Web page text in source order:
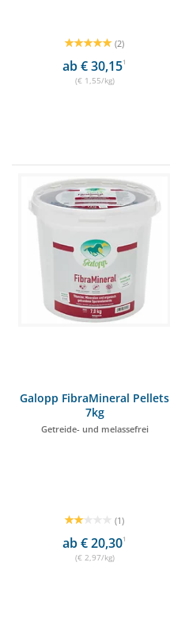
(2)
ab € 30,151
(€ 1,55/kg)
Galopp FibraMineral Pellets
7kg
Getreide- und melassefrei
(1)
ab € 20,301
(€ 2,97/kg)